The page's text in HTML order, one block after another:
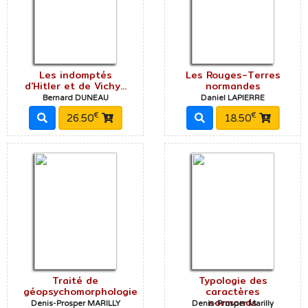
Les indomptés
d'Hitler et de Vichy...
Bernard DUNEAU
26.50€
Les Rouges-Terres
normandes
Daniel LAPIERRE
18.50€
Traité de
géopsychomorphologie
Denis-Prosper MARILLY
Typologie des
caractères
normands
Denis-Prosper Marilly